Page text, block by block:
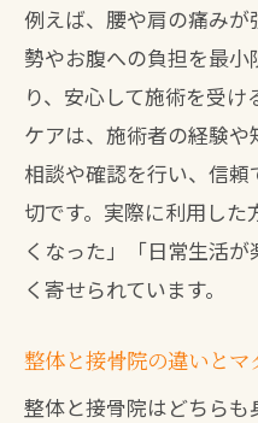
接骨院で得ら
産後ケアもできる
秘訣
産後の不調を
ット
整体による骨盤
接骨院で産後ケ
例えば、腰や肩の痛み
勢やお腹への負担を最小
り、安心して施術を受
ケアは、施術者の経験
相談や確認を行い、信
切です。実際に利用し
くなった」「日常生活
く寄せられています。
整体と接骨院の違いと
整体と接骨院はどちら